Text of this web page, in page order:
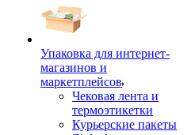
Упаковка для интернет-
магазинов и
маркетплейсов
Чековая лента и
термоэтикетки
Курьерские пакеты